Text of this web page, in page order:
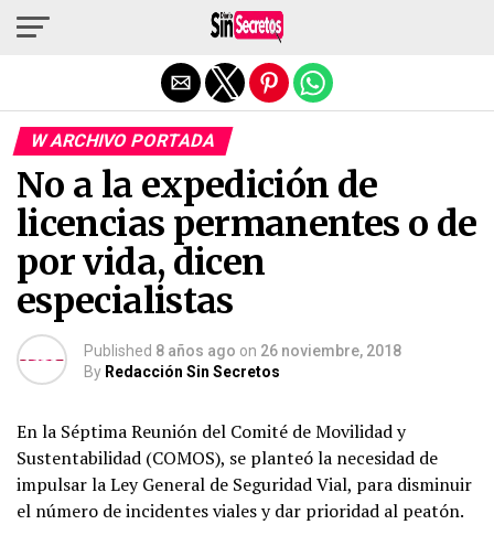
W ARCHIVO PORTADA
No a la expedición de
licencias permanentes o de
por vida, dicen
especialistas
Published 8 años ago on 26 noviembre, 2018
By Redacción Sin Secretos
En la Séptima Reunión del Comité de Movilidad y
Sustentabilidad (COMOS), se planteó la necesidad de
impulsar la Ley General de Seguridad Vial, para disminuir
el número de incidentes viales y dar prioridad al peatón.
Salir de la versión móvil